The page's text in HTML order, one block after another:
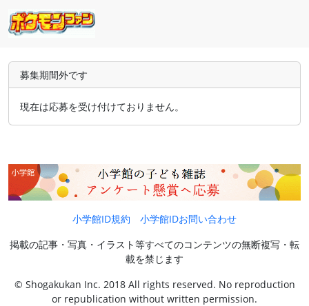
募集期間外です
現在は応募を受け付けておりません。
小学館ID規約
小学館IDお問い合わせ
掲載の記事・写真・イラスト等すべてのコンテンツの無断複写・転
載を禁じます
© Shogakukan Inc. 2018 All rights reserved. No reproduction
or republication without written permission.